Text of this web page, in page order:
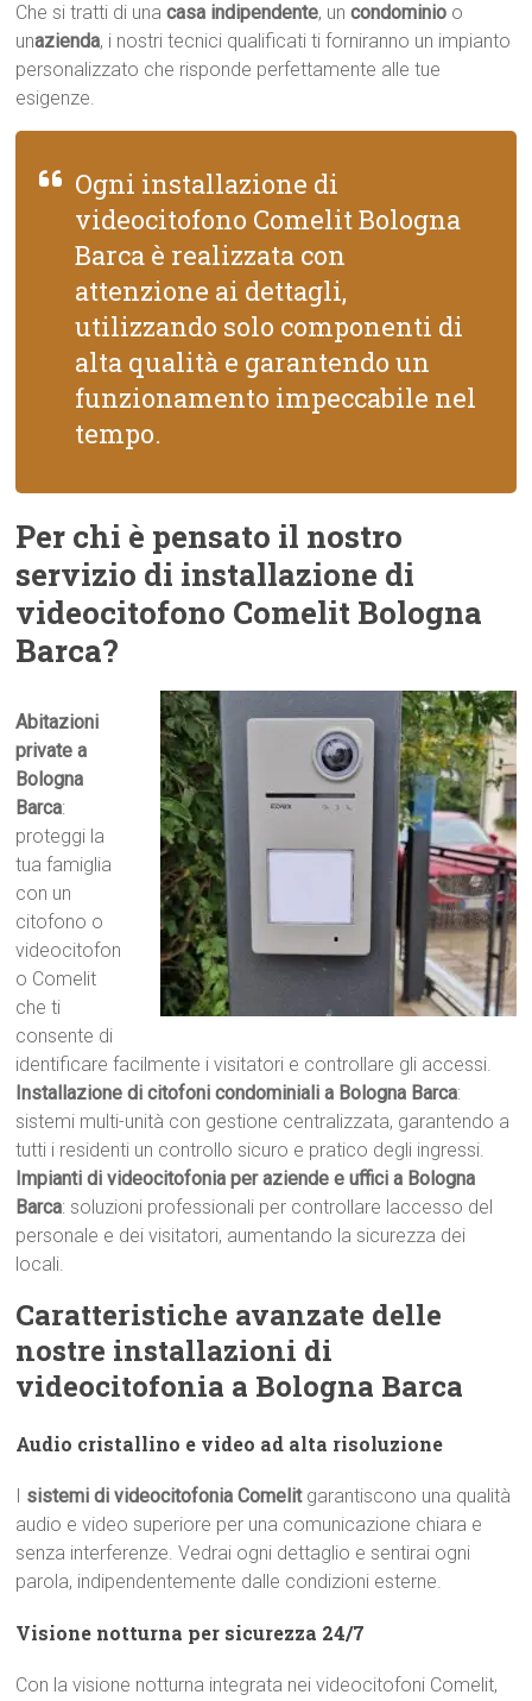
Che si tratti di unacasa indipendente, uncondominio o
unazienda, i nostri tecnici qualificati ti forniranno un impianto
personalizzato che risponde perfettamente alle tue
esigenze.
Ogni installazione di
videocitofono Comelit Bologna
Barca è realizzata con
attenzione ai dettagli,
utilizzando solo componenti di
alta qualità e garantendo un
funzionamento impeccabile nel
tempo.
Per chi è pensato il nostro
servizio di installazione di
videocitofono Comelit Bologna
Barca?
Abitazioni
private a
Bologna
Barca:
proteggi la
tua famiglia
con un
citofono o
videocitofon
o Comelit
che ti
consente di
identificare facilmente i visitatori e controllare gli accessi.
Installazione di citofoni condominiali a Bologna Barca:
sistemi multi-unità con gestione centralizzata, garantendo a
tutti i residenti un controllo sicuro e pratico degli ingressi.
Impianti di videocitofonia per aziende e uffici a Bologna
Barca: soluzioni professionali per controllare laccesso del
personale e dei visitatori, aumentando la sicurezza dei
locali.
Caratteristiche avanzate delle
nostre installazioni di
videocitofonia a Bologna Barca
Audio cristallino e video ad alta risoluzione
I sistemi di videocitofonia Comelitgarantiscono una qualità
audio e video superiore per una comunicazione chiara e
senza interferenze. Vedrai ogni dettaglio e sentirai ogni
parola, indipendentemente dalle condizioni esterne.
Visione notturna per sicurezza 24/7
Con la visione notturna integrata nei videocitofoni Comelit,